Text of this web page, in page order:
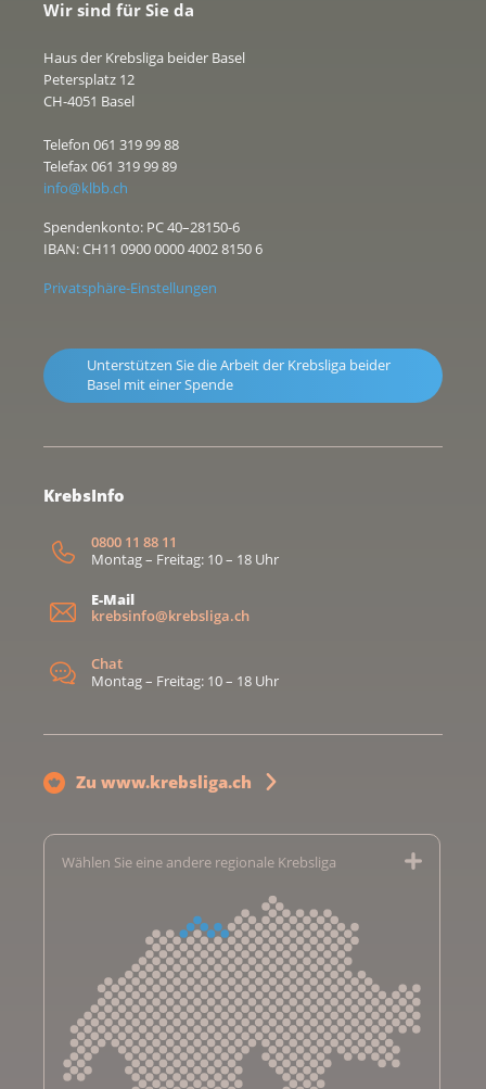
Wir sind für Sie da
Haus der Krebsliga beider Basel
Petersplatz 12
CH-4051 Basel
Telefon 061 319 99 88
Telefax 061 319 99 89
info@klbb.ch
Spendenkonto: PC 40–28150-6
IBAN: CH11 0900 0000 4002 8150 6
Privatsphäre-Einstellungen
Unterstützen Sie die Arbeit der Krebsliga beider
Basel mit einer Spende
KrebsInfo
0800 11 88 11
Montag – Freitag: 10 – 18 Uhr
E-Mail
krebsinfo@krebsliga.ch
Chat
Montag – Freitag: 10 – 18 Uhr
Zu www.krebsliga.ch
Wählen Sie eine andere regionale Krebsliga